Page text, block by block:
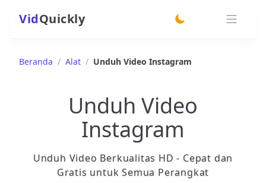
VidQuickly
Beranda / Alat / Unduh Video Instagram
Unduh Video
Instagram
Unduh Video Berkualitas HD - Cepat dan
Gratis untuk Semua Perangkat